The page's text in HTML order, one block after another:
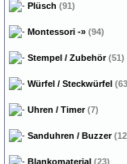
Plüsch (91)
Montessori -» (94)
Stempel / Zubehör(51)
Würfel / Steckwürfel
Uhren / Timer(7)
Sanduhren / Buzzer
Blankomaterial (23)